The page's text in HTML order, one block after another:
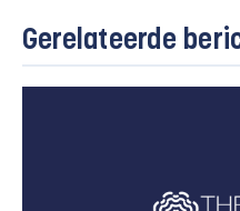
Gerelateerde